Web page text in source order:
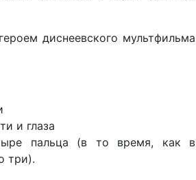
диснеевского мультфильма
и глаза
пальца (в то время, как в
три).